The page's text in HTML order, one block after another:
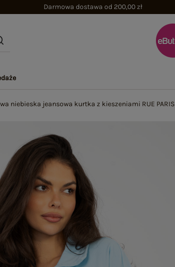
Darmowa dostawa od 200,00 zł
niebieska jeansowa kurtka z kieszeniami RUE PARIS